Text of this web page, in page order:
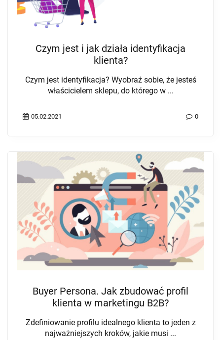
Czym jest i jak działa identyfikacja
klienta?
Czym jest identyfikacja? Wyobraź sobie, że jesteś
właścicielem sklepu, do którego w ...
05.02.2021 0
Buyer Persona. Jak zbudować profil
klienta w marketingu B2B?
Zdefiniowanie profilu idealnego klienta to jeden z
najważniejszych kroków, jakie musi ...